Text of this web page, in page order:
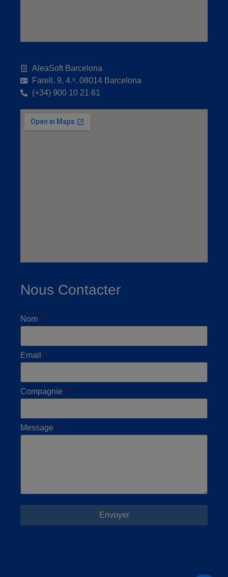
AleaSoft Barcelona
Farell, 9, 4.ᵒ. 08014 Barcelona
(+34) 900 10 21 61
Nous Contacter
Nom
Email
Compagnie
Message
Envoyer